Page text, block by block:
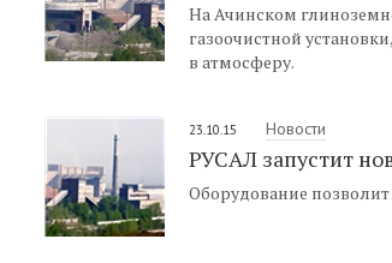
На Ачинском
газоочистной
в атмосферу.
23.10.15 Новости
РУСАЛ запустит
Оборудование